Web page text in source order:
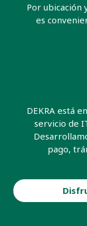
Por ubicación
es
DEKRA está
servicio de
pago,